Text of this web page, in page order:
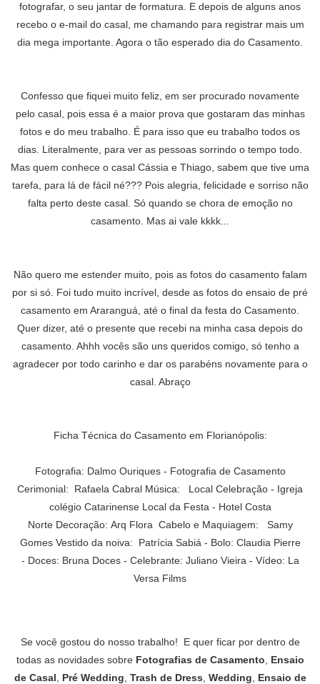
fotografar, o seu jantar de formatura. E depois de alguns anos
recebo o e-mail do casal, me chamando para registrar mais um
dia mega importante. Agora o tão esperado dia do Casamento.
Confesso que fiquei muito feliz, em ser procurado novamente
pelo casal, pois essa é a maior prova que gostaram das minhas
fotos e do meu trabalho. É para isso que eu trabalho todos os
dias. Literalmente, para ver as pessoas sorrindo o tempo todo.
Mas quem conhece o casal Cássia e Thiago, sabem que tive uma
tarefa, para lá de fácil né??? Pois alegria, felicidade e sorriso não
falta perto deste casal. Só quando se chora de emoção no
casamento. Mas ai vale kkkk...
Não quero me estender muito, pois as fotos do casamento falam
por si só. Foi tudo muito incrível, desde as fotos do ensaio de pré
casamento em Araranguá, até o final da festa do Casamento.
Quer dizer, até o presente que recebi na minha casa depois do
casamento. Ahhh vocês são uns queridos comigo, só tenho a
agradecer por todo carinho e dar os parabéns novamente para o
casal. Abraço
Ficha Técnica do Casamento em Florianópolis:
Fotografia: Dalmo Ouriques - Fotografia de Casamento
Cerimonial: Rafaela Cabral Música: Local Celebração - Igreja
colégio Catarinense Local da Festa - Hotel Costa
Norte Decoração: Arq Flora Cabelo e Maquiagem: Samy
Gomes Vestido da noiva: Patrícia Sabiá - Bolo: Claudia Pierre
- Doces: Bruna Doces - Celebrante: Juliano Vieira - Vídeo: La
Versa Films
Se você gostou do nosso trabalho! E quer ficar por dentro de
todas as novidades sobre Fotografias de Casamento
Ensaio
de Casal
Pré Wedding Trash de Dress Wedding
Ensaio de